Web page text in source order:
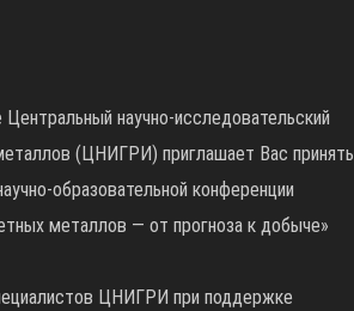
научно-исследовательский
(ЦНИГРИ) приглашает Вас принять
образовательной конференции
металлов — от прогноза к добыче»
ЦНИГРИ при поддержке